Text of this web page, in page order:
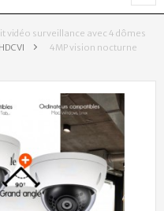
>
vidéo surveillance avec 4 dômes
4MP vision nocturne